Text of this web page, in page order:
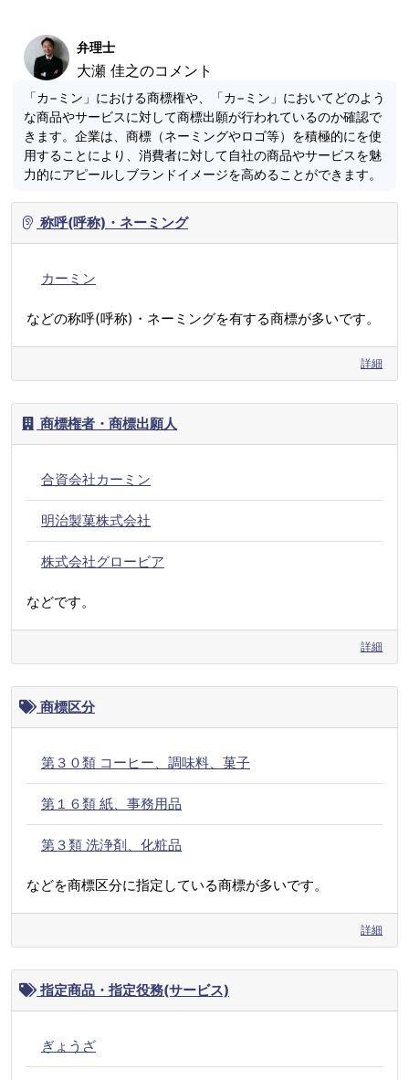
弁理士
大瀬 佳之のコメント
「カ−ミン」における商標権や、「カ−ミン」においてどのよう
な商品やサービスに対して商標出願が行われているのか確認で
きます。企業は、商標（ネーミングやロゴ等）を積極的にを使
用することにより、消費者に対して自社の商品やサービスを魅
力的にアピールしブランドイメージを高めることができます。
称呼(呼称)・ネーミング
カーミン
などの称呼(呼称)・ネーミングを有する商標が多いです。
詳細
商標権者・商標出願人
合資会社カーミン
明治製菓株式会社
株式会社グロービア
などです。
詳細
商標区分
第３０類 コーヒー、調味料、菓子
第１６類 紙、事務用品
第３類 洗浄剤、化粧品
などを商標区分に指定している商標が多いです。
詳細
指定商品・指定役務(サービス)
ぎょうざ